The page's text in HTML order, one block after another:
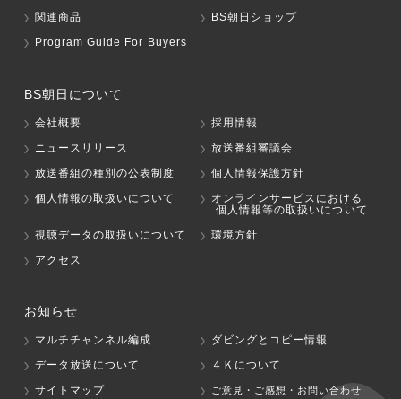
関連商品
BS朝日ショップ
Program Guide For Buyers
BS朝日について
会社概要
採用情報
ニュースリリース
放送番組審議会
放送番組の種別の公表制度
個人情報保護方針
個人情報の取扱いについて
オンラインサービスにおける
個人情報等の取扱いについて
視聴データの取扱いについて
環境方針
アクセス
お知らせ
マルチチャンネル編成
ダビングとコピー情報
データ放送について
４Ｋについて
サイトマップ
ご意見・ご感想・お問い合わせ